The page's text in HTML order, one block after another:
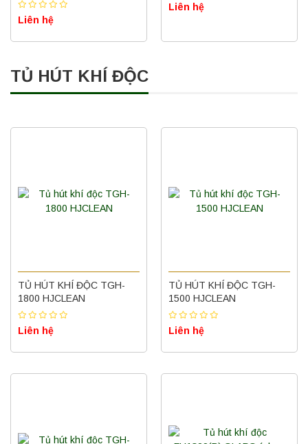
Liên hệ
Liên hệ
TỦ HÚT KHÍ ĐỘC
TỦ HÚT KHÍ ĐỘC TGH-
1800 HJCLEAN
Liên hệ
TỦ HÚT KHÍ ĐỘC TGH-
1500 HJCLEAN
Liên hệ